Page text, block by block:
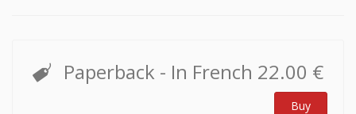
Paperback - In French 22.00 €
Buy